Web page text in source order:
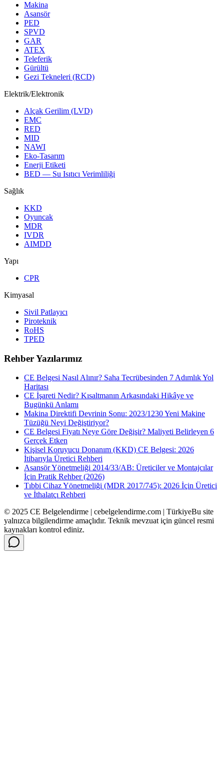
Makina
Asansör
PED
SPVD
GAR
ATEX
Teleferik
Gürültü
Gezi Tekneleri (RCD)
Elektrik/Elektronik
Alçak Gerilim (LVD)
EMC
RED
MID
NAWI
Eko-Tasarım
Enerji Etiketi
BED — Su Isıtıcı Verimliliği
Sağlık
KKD
Oyuncak
MDR
IVDR
AIMDD
Yapı
CPR
Kimyasal
Sivil Patlayıcı
Piroteknik
RoHS
TPED
Rehber Yazılarımız
CE Belgesi Nasıl Alınır? Saha Tecrübesinden 7 Adımlık Yol
Haritası
CE İşareti Nedir? Kısaltmanın Arkasındaki Hikâye ve
Bugünkü Anlamı
Makina Direktifi Devrinin Sonu: 2023/1230 Yeni Makine
Tüzüğü Neyi Değiştiriyor?
CE Belgesi Fiyatı Neye Göre Değişir? Maliyeti Belirleyen 6
Gerçek Etken
Kişisel Koruyucu Donanım (KKD) CE Belgesi: 2026
İtibarıyla Üretici Rehberi
Asansör Yönetmeliği 2014/33/AB: Üreticiler ve Montajcılar
İçin Pratik Rehber (2026)
Tıbbi Cihaz Yönetmeliği (MDR 2017/745): 2026 İçin Üretici
ve İthalatçı Rehberi
© 2025 CE Belgelendirme | cebelgelendirme.com | TürkiyeBu site
yalnızca bilgilendirme amaçlıdır. Teknik mevzuat için güncel resmi
kaynakları kontrol ediniz.